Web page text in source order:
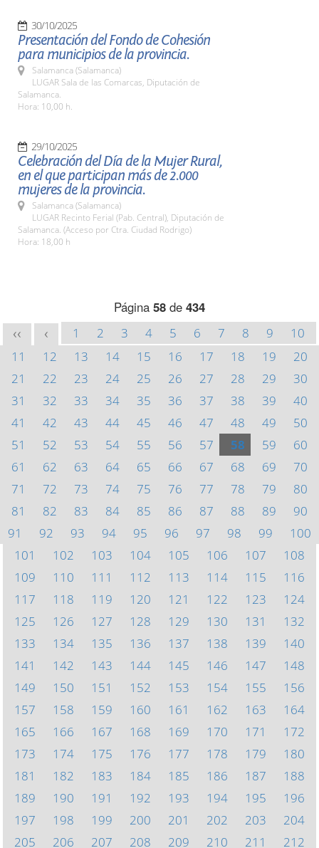
30/10/2025
Presentación del Fondo de Cohesión
para municipios de la provincia.
Salamanca (Salamanca)
LUGAR Sala de las Comarcas, Diputación de
Salamanca.
Hora: 10,00 h.
29/10/2025
Celebración del Día de la Mujer Rural,
en el que participan más de 2.000
mujeres de la provincia.
Salamanca (Salamanca)
LUGAR Recinto Ferial (Pab. Central), Diputación de
Salamanca. (Acceso por Ctra. Ciudad Rodrigo)
Hora: 18,00 h
Página 58 de 434
<< < 1 2 3 4 5 6 7 8 9
10
11
12 13 14 15 16 17 18 19
20
21
22 23 24 25 26 27 28 29
30
31
32 33 34 35 36 37 38 39
40
41
42 43 44 45 46 47 48 49
50
51
52 53 54 55 56 57 58 59
60
61
62 63 64 65 66 67 68 69
70
71
72 73 74 75 76 77 78 79
80
81
82 83 84 85 86 87 88 89
90
91
92 93 94 95 96 97 98 99
100
101
102 103 104 105 106 107
108
109
110 111 112 113 114 115
116
117
118 119 120 121 122 123
124
125
126 127 128 129 130 131
132
133
134 135 136 137 138 139
140
141
142 143 144 145 146 147
148
149
150 151 152 153 154 155
156
157
158 159 160 161 162 163
164
165
166 167 168 169 170 171
172
173
174 175 176 177 178 179
180
181
182 183 184 185 186 187
188
189
190 191 192 193 194 195
196
197
198 199 200 201 202 203
204
205
206 207 208 209 210 211 212